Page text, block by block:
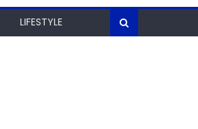
LIFESTYLE